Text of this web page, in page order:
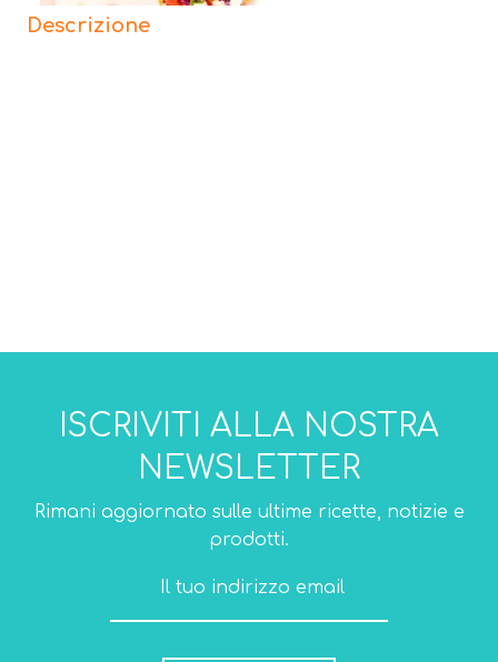
Descrizione
ISCRIVITI ALLA NOSTRA
NEWSLETTER
Rimani aggiornato sulle ultime ricette, notizie e
prodotti.